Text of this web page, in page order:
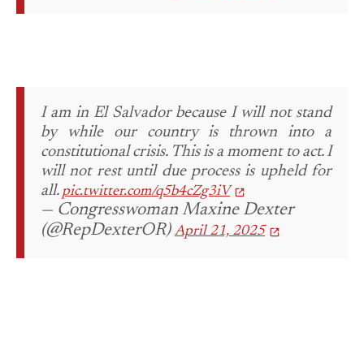
I am in El Salvador because I will not stand
by while our country is thrown into a
constitutional crisis. This is a moment to act. I
will not rest until due process is upheld for
all. pic.twitter.com/q5b4cZg3iV
— Congresswoman Maxine Dexter
(@RepDexterOR) April 21, 2025